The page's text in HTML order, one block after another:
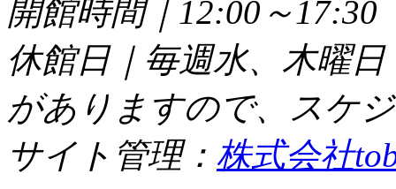
開館時間｜12:00～
休館日｜毎週水、木曜
がありますので、スケ
サイト管理： 株式会社